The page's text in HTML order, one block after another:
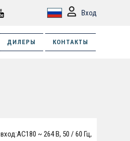
Вход
ДИЛЕРЫ КОНТАКТЫ
~ 264 В, 50 / 60 Гц,